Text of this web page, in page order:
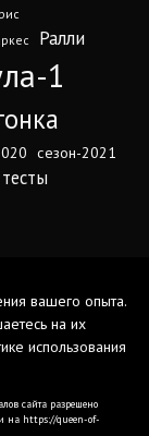
Ралли
1
сезон-2021
тесты
вашего опыта.
на их
использования
сайта разрешено
на https://queen-of-